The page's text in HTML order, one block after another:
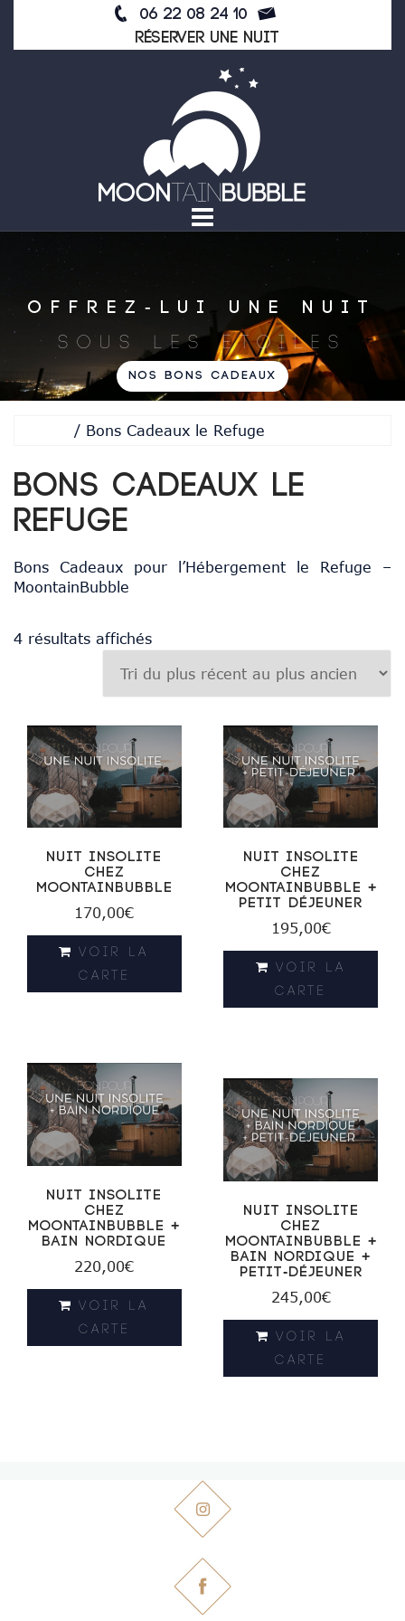
content
06 22 08 24 10
Réserver une nuit
OFFREZ-LUI UNE NUIT
SOUS LES ÉTOILES
NOS BONS CADEAUX
/ Bons Cadeaux le Refuge
Bons Cadeaux le
Refuge
Bons Cadeaux pour l’Hébergement le Refuge –
MoontainBubble
4 résultats affichésTrié
plus
récent
ancien
Nuit Insolite
chez
MoontainBubble
170,00€
VOIR LA
CARTE
Nuit Insolite
chez
MoontainBubble +
Petit déjeuner
195,00€
VOIR LA
CARTE
Nuit Insolite
chez
MoontainBubble +
Bain Nordique
220,00€
VOIR LA
CARTE
Nuit Insolite
chez
MoontainBubble +
Bain Nordique +
Petit-déjeuner
245,00€
VOIR LA
CARTE